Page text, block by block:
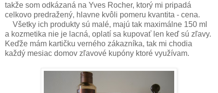
takže som odkázaná na Yves Rocher, ktorý mi pripadá
celkovo predražený, hlavne kvôli pomeru kvantita - cena.
Všetky ich produkty sú malé, majú tak maximálne 150 ml
a kozmetika nie je lacná, oplatí sa kupovať len keď sú zľavy.
Keďže mám kartičku verného zákazníka, tak mi chodia
každý mesiac domov zľavové kupóny ktoré využívam.